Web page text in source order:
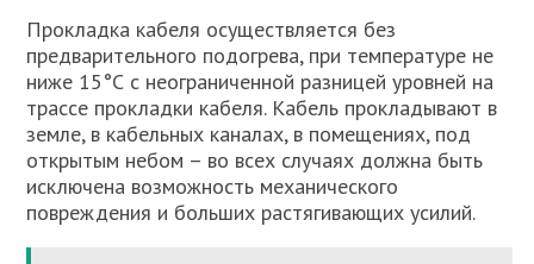
Прокладка кабеля осуществляется без
предварительного подогрева, при температуре не
ниже 15°С с неограниченной разницей уровней на
трассе прокладки кабеля. Кабель прокладывают в
земле, в кабельных каналах, в помещениях, под
открытым небом – во всех случаях должна быть
исключена возможность механического
повреждения и больших растягивающих усилий.